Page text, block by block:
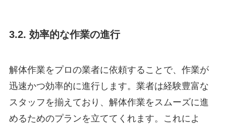
3.2. 効率的な作業の進行
解体作業をプロの業者に依頼することで、作業が
迅速かつ効率的に進行します。業者は経験豊富な
スタッフを揃えており、解体作業をスムーズに進
めるためのプランを立ててくれます。これによ